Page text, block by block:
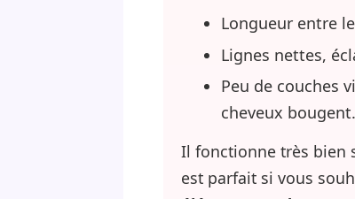
Longueur entre
Lignes nettes,
Peu de couches
cheveux bougent.
Il fonctionne très bien
est parfait si vous